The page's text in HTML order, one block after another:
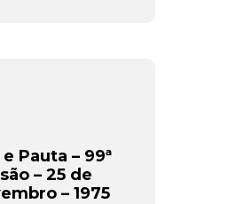
Pauta – 99ª
– 25 de
– 1975